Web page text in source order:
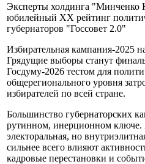
Эксперты холдинга "Минченко
юбилейный XX рейтинг
губернаторов "Госсовет 2.0"
Избирательная кампания-2025
Грядущие выборы станут
Госдуму-2026 тестом для
общерегионального уровня
избирателей по всей стране.
Большинство губернаторских
рутинном, инерционном ключе.
электоральная, но
сильнее всего влияют
кадровые перестановки и